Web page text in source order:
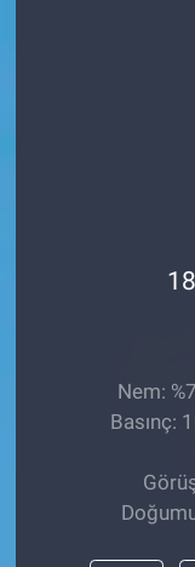
Nem:
Basınç:
Ege'den
Gün Başlıyor
Gün Bitiyor